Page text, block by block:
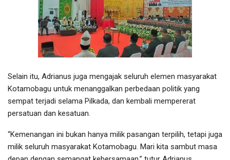
Selain itu, Adrianus juga mengajak seluruh elemen masyarakat
Kotamobagu untuk menanggalkan perbedaan politik yang
sempat terjadi selama Pilkada, dan kembali mempererat
persatuan dan kesatuan.
“Kemenangan ini bukan hanya milik pasangan terpilih, tetapi juga
milik seluruh masyarakat Kotamobagu. Mari kita sambut masa